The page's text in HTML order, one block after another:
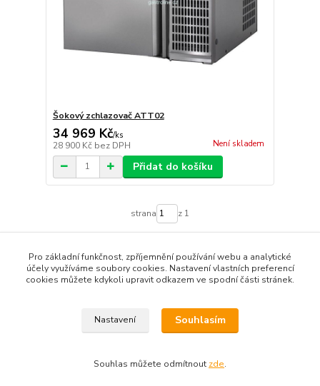
Šokový zchlazovač ATT02
34 969 Kč/ks
28 900 Kč bez DPH Není skladem
Přidat do košíku
strana z 1
vystavit kupujícímu účtenku. Zároveň je povinen zaevidovat
přijatou tržbu u správce daně online; v případě technického
Pro základní funkčnost, zpříjemnění používání webu a analytické
účely využíváme soubory cookies. Nastavení vlastních preferencí
cookies můžete kdykoli upravit odkazem ve spodní části stránek.
Nastavení Souhlasím
Souhlas můžete odmítnout zde.